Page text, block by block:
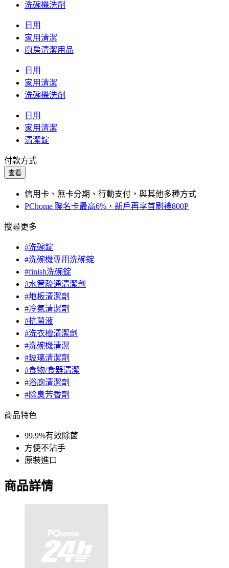
洗碗機洗劑
日用
家用清潔
廚房清潔用品
日用
家用清潔
洗碗機洗劑
日用
家用清潔
清潔錠
付款方式
查看
信用卡、無卡分期、行動支付，與其他多種方式
PChome 聯名卡最高6%，新戶再享首刷禮800P
搜尋更多
#洗碗錠
#洗碗機專用洗碗錠
#finish洗碗錠
#水管疏通清潔劑
#地板清潔劑
#冷氣清潔劑
#抗菌液
#洗衣槽清潔劑
#洗碗機清潔
#玻璃清潔劑
#食物/食器清潔
#浴廁清潔劑
#除臭芳香劑
商品特色
99.9%有效除菌
方便不沾手
原裝進口
商品詳情